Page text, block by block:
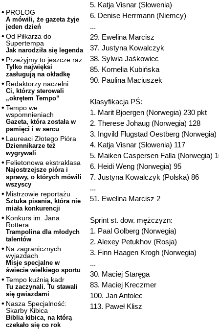
PROLOG
A mówili, że gazeta żyje
jeden dzień
Od Piłkarza do
Supertempa
Jak narodziła się legenda
Przeżyjmy to jeszcze raz
Tylko najwięksi
zasługują na okładkę
Redaktorzy naczelni
Ci, którzy sterowali
„okrętem Tempo“
Tempo we
wspomnieniach
Gazeta, która została w
pamięci i w sercu
Laureaci Złotego Pióra
Dziennikarze też
wygrywali
Felietonowa ekstraklasa
Najostrzejsze pióra i
sprawy, o których mówili
wszyscy
Mistrzowie reportażu
Sztuka pisania, która nie
miała konkurencji
Konkurs im. Jana
Rottera
Trampolina dla młodych
talentów
Na zagranicznych
wyjazdach
Misje specjalne w
świecie wielkiego sportu
Tempo kuźnią kadr
Tu zaczynali. Tu stawali
się gwiazdami
Nasza Specjalność:
Skarby Kibica
Biblia kibica, na którą
czekało się co rok
5. Katja Visnar (Słowenia)
6. Denise Herrmann (Niemcy)
...
29. Ewelina Marcisz
37. Justyna Kowalczyk
38. Sylwia Jaśkowiec
85. Kornelia Kubińska
90. Paulina Maciuszek
Klasyfikacja PŚ:
1. Marit Bjoergen (Norwegia) 230 pkt
2. Therese Johaug (Norwegia) 128
3. Ingvild Flugstad Oestberg (Norwegia)
4. Katja Visnar (Słowenia) 117
5. Maiken Caspersen Falla (Norwegia)
6. Heidi Weng (Norwegia) 95
7. Justyna Kowalczyk (Polska) 86
...
51. Ewelina Marcisz 2
Sprint st. dow. mężczyzn:
1. Paal Golberg (Norwegia)
2. Alexey Petukhov (Rosja)
3. Finn Haagen Krogh (Norwegia)
...
30. Maciej Staręga
83. Maciej Kreczmer
100. Jan Antolec
113. Paweł Klisz